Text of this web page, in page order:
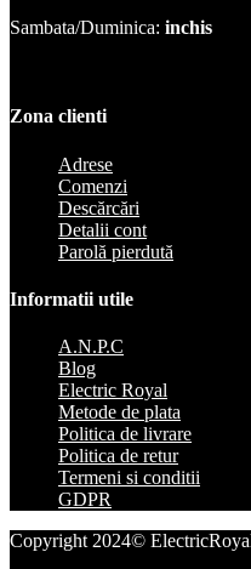
Sambata/Duminica: inchis
Zona clienti
Adrese
Comenzi
Descărcări
Detalii cont
Parolă pierdută
Informatii utile
A.N.P.C
Blog
Electric Royal
Metode de plata
Politica de livrare
Politica de retur
Termeni si conditii
GDPR
Copyright 2024©